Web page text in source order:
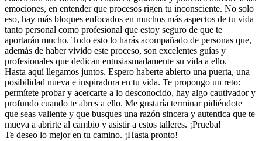
emociones, en entender que procesos rigen tu inconsciente. No solo
eso, hay más bloques enfocados en muchos más aspectos de tu vida
tanto personal como profesional que estoy seguro de que te
aportarán mucho. Todo esto lo harás acompañado de personas que,
además de haber vivido este proceso, son excelentes guías y
profesionales que dedican entusiasmadamente su vida a ello.
Hasta aquí llegamos juntos. Espero haberte abierto una puerta, una
posibilidad nueva e inspiradora en tu vida. Te propongo un reto:
permítete probar y acercarte a lo desconocido, hay algo cautivador y
profundo cuando te abres a ello. Me gustaría terminar pidiéndote
que seas valiente y que busques una razón sincera y autentica que te
mueva a abrirte al cambio y asistir a estos talleres. ¡Prueba!
Te deseo lo mejor en tu camino. ¡Hasta pronto!